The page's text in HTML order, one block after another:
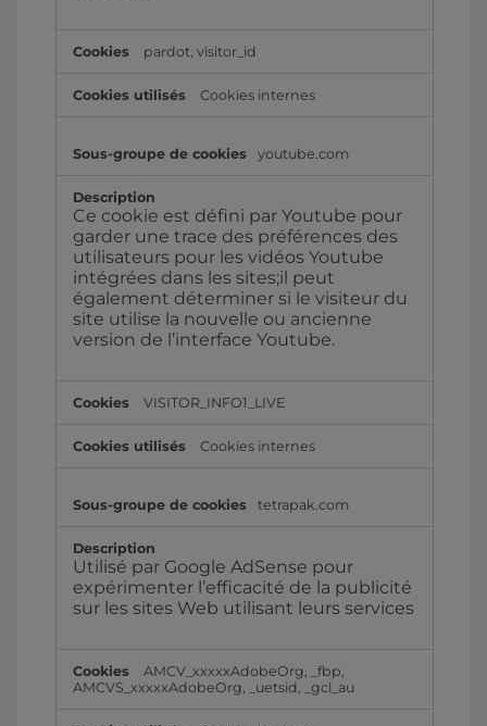
pardot ,visitor_id
Cookies internes
youtube.com
Ce cookie est défini par Youtube pour
garder une trace des préférences des
utilisateurs pour les vidéos Youtube
intégrées dans les sites;il peut
également déterminer si le visiteur du
site utilise la nouvelle ou ancienne
version de l’interface Youtube.
VISITOR_INFO1_LIVE
Cookies internes
tetrapak.com
Utilisé par Google AdSense pour
expérimenter l’efficacité de la publicité
sur les sites Web utilisant leurs services
AMCV_xxxxxAdobeOrg _fbp
AMCVS_xxxxxAdobeOrg
_uetsid _gcl_au